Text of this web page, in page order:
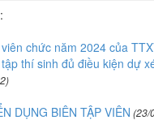
chức năm 2024 của
thí sinh đủ điều kiện dự
DỤNG BIÊN TẬP VIÊN (23/